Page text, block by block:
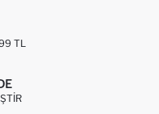
TL